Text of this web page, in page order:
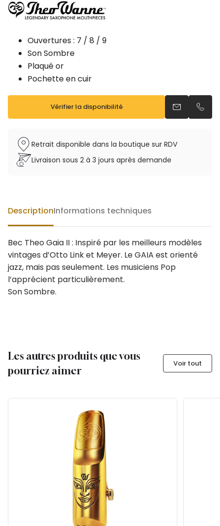
Ouvertures : 7 / 8 / 9
Son Sombre
Plaqué or
Pochette en cuir
Vérifier la disponibilité Envoyer un
Retrait disponible dans la boutique sur RDV
Livraison sous 2 à 3 jours après demande
DescriptionInformations techniques
Bec Theo Gaia II : Inspiré par les meilleurs modèles
vintages d’Otto Link et Meyer. Le GAIA est orienté
jazz, mais pas seulement. Les musiciens Pop
l’apprécient particulièrement.
Son Sombre.
Les autres produits que vous
pourriez aimer
Voir tout